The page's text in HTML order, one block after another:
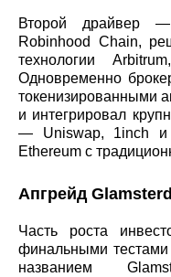
Второй драйвер
Robinhood Chain,
технологии
Одновременно
токенизированными
и интегрировал
— Uniswap, 1inch и
Ethereum с
Апгрейд
Часть роста
финальными
названием